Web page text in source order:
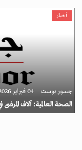
أخبار
جسور بوست 04 فبراير 2026 - 09:25
الصحة العالمية: آلاف